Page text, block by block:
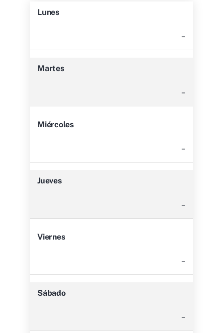
Lunes
–
Martes
–
Miércoles
–
Jueves
–
Viernes
–
Sábado
–